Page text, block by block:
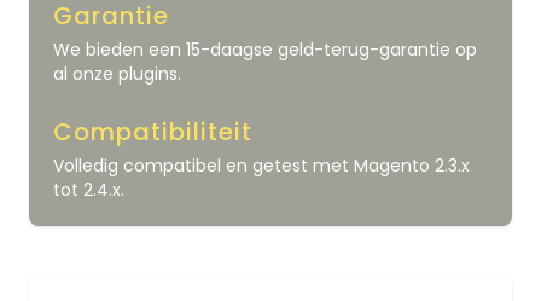
Garantie
We bieden een 15-daagse geld-terug-garantie op
al onze plugins.
Compatibiliteit
Volledig compatibel en getest met Magento 2.3.x
tot 2.4.x.